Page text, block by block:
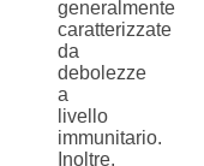
generalmente
caratterizzate
da
debolezze
a
livello
immunitario.
Inoltre,